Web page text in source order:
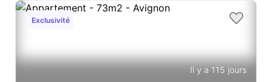
Exclusivité
Il y a 115 jours